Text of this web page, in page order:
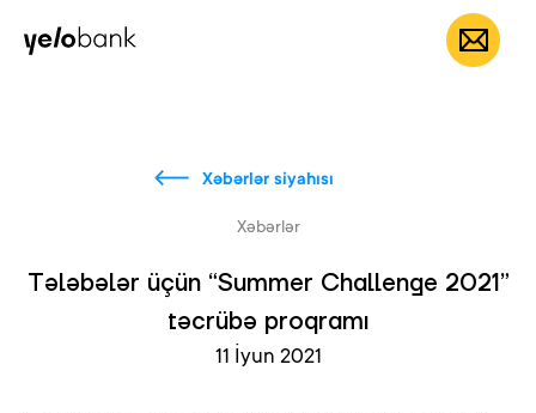
Fərdi Biznes AZ
Xəbərlər siyahısı
Xəbərlər
Tələbələr üçün “Summer Challenge 2021”
təcrübə proqramı
11 İyun 2021